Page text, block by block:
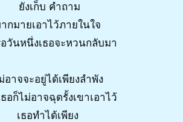
ยังเก็บ คำถาม
กมายเอาไว้ภายในใจ
อวันหนึ่งเธอจะหวนกลับมา
อาจจะอยู่ได้เพียงลำพัง
ธอก็ไม่อาจฉุดรั้งเขาเอาไว้
เธอทำได้เพียง